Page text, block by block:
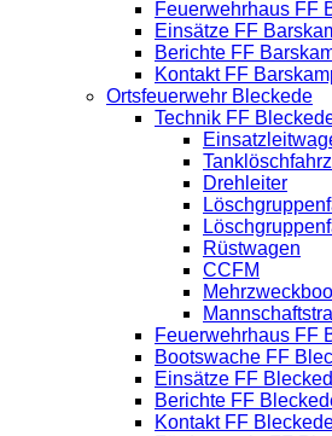
Feuerwehrhaus FF
Einsätze FF
Berichte FF
Kontakt FF
Ortsfeuerwehr Bleckede
Technik FF
Drehleiter
Rüstwagen
CCFM
Feuerwehrhaus FF
Bootswache FF
Einsätze FF
Berichte FF
Kontakt FF